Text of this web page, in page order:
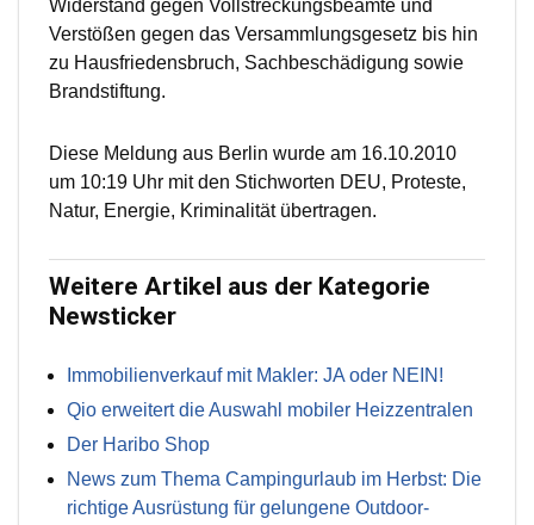
Widerstand gegen Vollstreckungsbeamte und
Verstößen gegen das Versammlungsgesetz bis hin
zu Hausfriedensbruch, Sachbeschädigung sowie
Brandstiftung.
Diese Meldung aus Berlin wurde am 16.10.2010
um 10:19 Uhr mit den Stichworten DEU, Proteste,
Natur, Energie, Kriminalität übertragen.
Weitere Artikel aus der Kategorie
Newsticker
Immobilienverkauf mit Makler: JA oder NEIN!
Qio erweitert die Auswahl mobiler Heizzentralen
Der Haribo Shop
News zum Thema Campingurlaub im Herbst: Die
richtige Ausrüstung für gelungene Outdoor-